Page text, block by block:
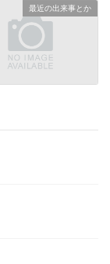
最近の出来事とか